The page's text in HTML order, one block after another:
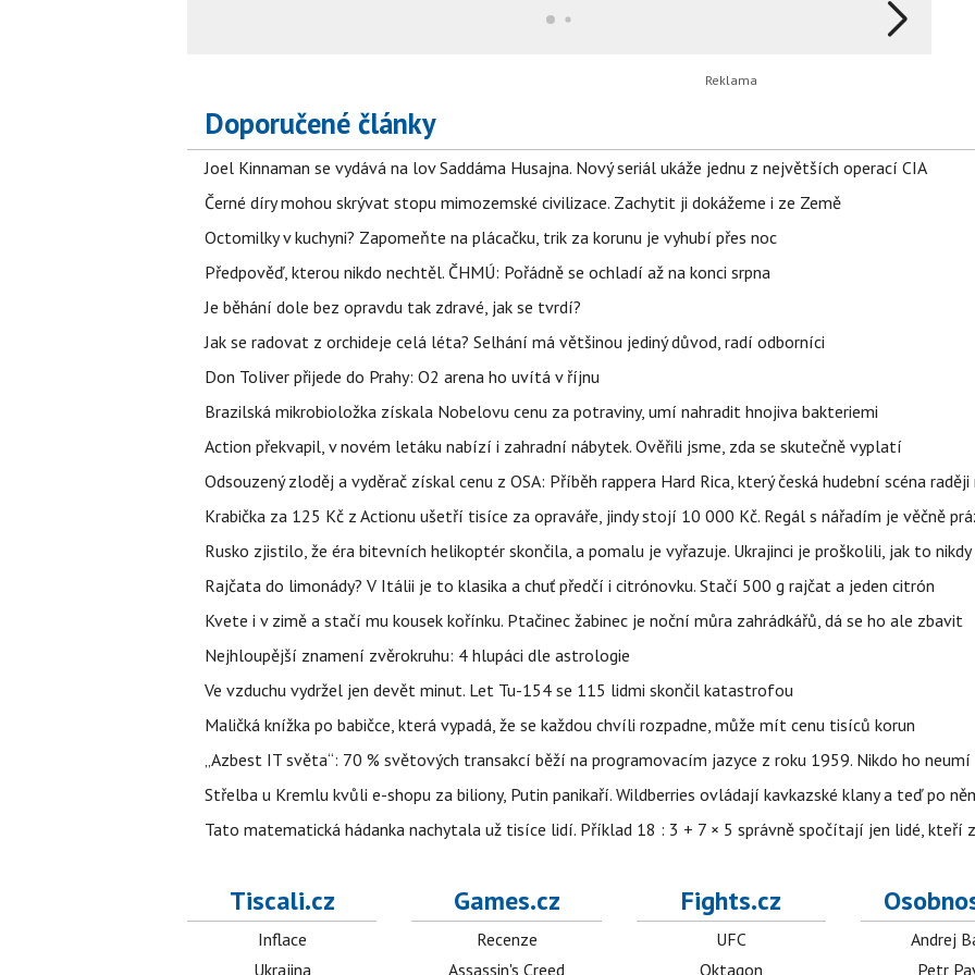
Doporučené články
Joel Kinnaman se vydává na lov Saddáma Husajna. Nový seriál ukáže jednu z největších operací CIA
Černé díry mohou skrývat stopu mimozemské civilizace. Zachytit ji dokážeme i ze Země
Octomilky v kuchyni? Zapomeňte na plácačku, trik za korunu je vyhubí přes noc
Předpověď, kterou nikdo nechtěl. ČHMÚ: Pořádně se ochladí až na konci srpna
Je běhání dole bez opravdu tak zdravé, jak se tvrdí?
Jak se radovat z orchideje celá léta? Selhání má většinou jediný důvod, radí odborníci
Don Toliver přijede do Prahy: O2 arena ho uvítá v říjnu
Brazilská mikrobioložka získala Nobelovu cenu za potraviny, umí nahradit hnojiva bakteriemi
Action překvapil, v novém letáku nabízí i zahradní nábytek. Ověřili jsme, zda se skutečně vyplatí
Odsouzený zloděj a vyděrač získal cenu z OSA: Příběh rappera Hard Rica, který česká hudební scéna
Krabička za 125 Kč z Actionu ušetří tisíce za opraváře, jindy stojí 10 000 Kč. Regál s nářadím je věčně
Rusko zjistilo, že éra bitevních helikoptér skončila, a pomalu je vyřazuje. Ukrajinci je proškolili, jak to nikdy
Rajčata do limonády? V Itálii je to klasika a chuť předčí i citrónovku. Stačí 500 g rajčat a jeden citrón
Kvete i v zimě a stačí mu kousek kořínku. Ptačinec žabinec je noční můra zahrádkářů, dá se ho ale zbavit
Nejhloupější znamení zvěrokruhu: 4 hlupáci dle astrologie
Ve vzduchu vydržel jen devět minut. Let Tu-154 se 115 lidmi skončil katastrofou
Maličká knížka po babičce, která vypadá, že se každou chvíli rozpadne, může mít cenu tisíců korun
„Azbest IT světa“: 70 % světových transakcí běží na programovacím jazyce z roku 1959. Nikdo ho
Střelba u Kremlu kvůli e-shopu za biliony, Putin panikaří. Wildberries ovládají kavkazské klany a teď po
Tato matematická hádanka nachytala už tisíce lidí. Příklad 18 : 3 + 7 × 5 správně spočítají jen lidé, kteří
Tiscali.cz
Inflace
Ukrajina
Games.cz
Recenze
Assassin's Creed
Fights.cz
UFC
Oktagon
Andrej
Petr